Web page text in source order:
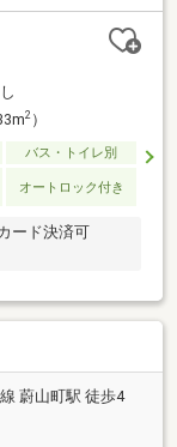
2）
バス・トイレ別
オートロック付き
ード決済可
蔚山町駅 徒歩4